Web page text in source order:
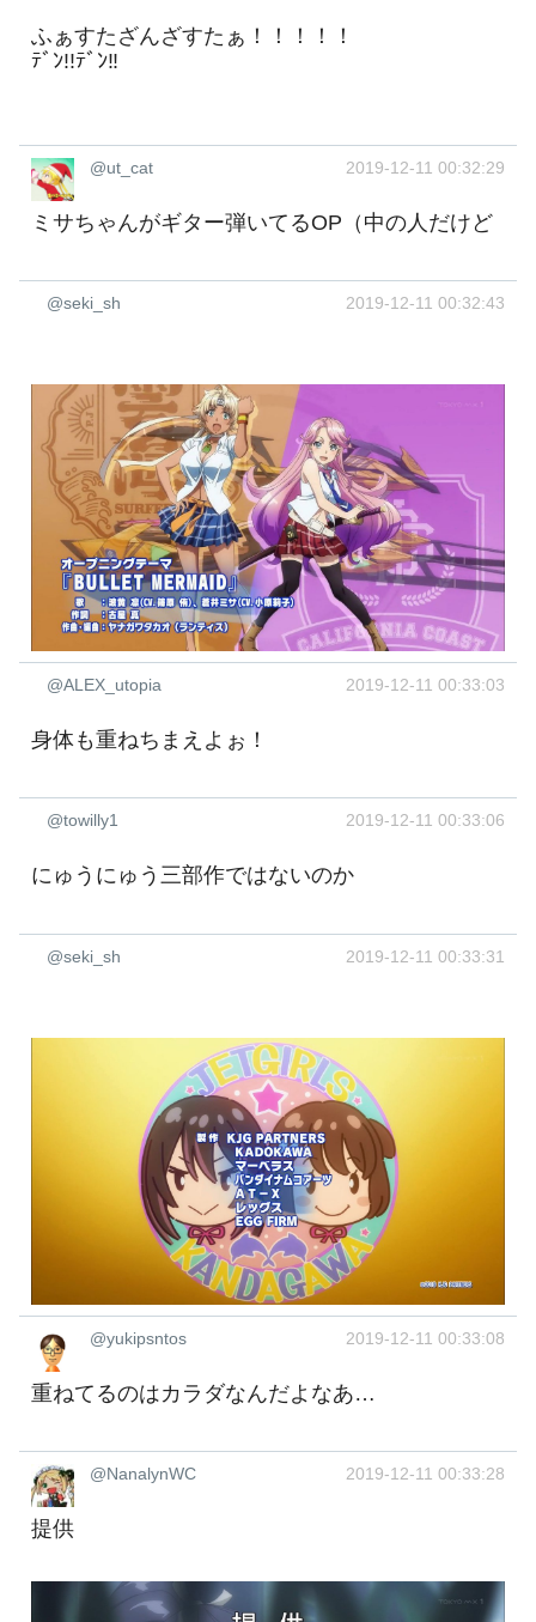
ふぁすたざんざすたぁ！！！！！
ﾃﾞﾝ!!ﾃﾞﾝ‼︎
@ut_cat 2019-12-11 00:32:29
ミサちゃんがギター弾いてるOP（中の人だけど
@seki_sh 2019-12-11 00:32:43
@ALEX_utopia 2019-12-11 00:33:03
身体も重ねちまえよぉ！
@towilly1 2019-12-11 00:33:06
にゅうにゅう三部作ではないのか
@seki_sh 2019-12-11 00:33:31
@yukipsntos 2019-12-11 00:33:08
重ねてるのはカラダなんだよなあ…
@NanalynWC 2019-12-11 00:33:28
提供 ‍